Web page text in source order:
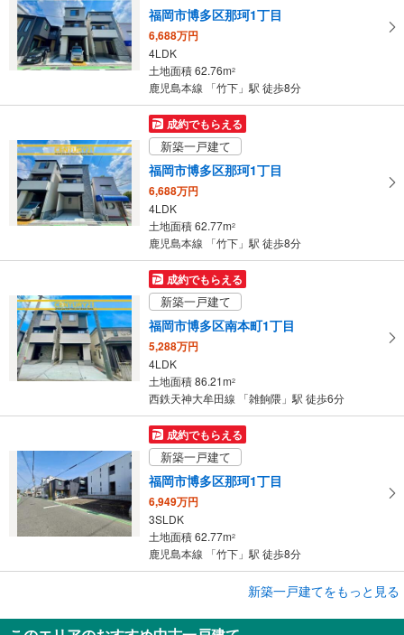
福岡市博多区那珂1丁目
6,688万円
4LDK
土地面積 62.76m2
鹿児島本線 「竹下」駅 徒歩8分
成約でもらえる
新築一戸建て
福岡市博多区那珂1丁目
6,688万円
4LDK
土地面積 62.77m2
鹿児島本線 「竹下」駅 徒歩8分
成約でもらえる
新築一戸建て
福岡市博多区南本町1丁目
5,288万円
4LDK
土地面積 86.21m2
西鉄天神大牟田線 「雑餉隈」駅 徒歩6分
成約でもらえる
新築一戸建て
福岡市博多区那珂1丁目
6,949万円
3SLDK
土地面積 62.77m2
鹿児島本線 「竹下」駅 徒歩8分
新築一戸建てをもっと見る